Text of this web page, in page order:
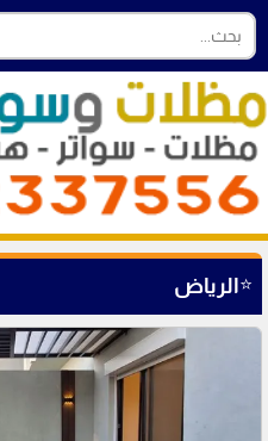
⭐الرياض